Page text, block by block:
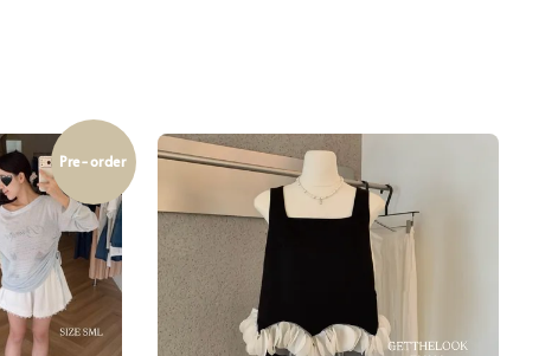
Pre-order